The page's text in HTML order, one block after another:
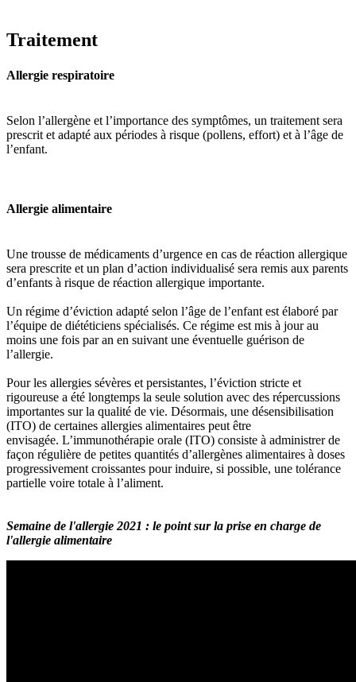
Traitement
Allergie respiratoire
Selon l’allergène et l’importance des symptômes, un traitement sera
prescrit et adapté aux périodes à risque (pollens, effort) et à l’âge de
l’enfant.
Allergie alimentaire
Une trousse de médicaments d’urgence en cas de réaction allergique
sera prescrite et un plan d’action individualisé sera remis aux parents
d’enfants à risque de réaction allergique importante.
Un régime d’éviction adapté selon l’âge de l’enfant est élaboré par
l’équipe de diététiciens spécialisés. Ce régime est mis à jour au
moins une fois par an en suivant une éventuelle guérison de
l’allergie.
Pour les allergies sévères et persistantes, l’éviction stricte et
rigoureuse a été longtemps la seule solution avec des répercussions
importantes sur la qualité de vie. Désormais, une désensibilisation
(ITO) de certaines allergies alimentaires peut être
envisagée. L’immunothérapie orale (ITO) consiste à administrer de
façon régulière de petites quantités d’allergènes alimentaires à doses
progressivement croissantes pour induire, si possible, une tolérance
partielle voire totale à l’aliment.
Semaine de l'allergie 2021 : le point sur la prise en charge de
l'allergie alimentaire